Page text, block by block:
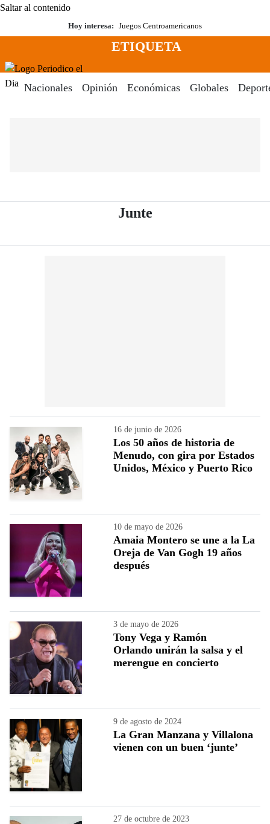
Saltar al contenido
Hoy interesa: Juegos Centroamericanos
Menú
ETIQUETA
Nacionales Opinión Económicas Globales
Junte- Periódico El Dia
16 de junio de 2026
Los 50 años de historia de
Menudo, con gira por Estados
Unidos, México y Puerto Rico
10 de mayo de 2026
Amaia Montero se une a la La
Oreja de Van Gogh 19 años
después
3 de mayo de 2026
Tony Vega y Ramón
Orlando unirán la salsa y el
merengue en concierto
9 de agosto de 2024
La Gran Manzana y Villalona
vienen con un buen ‘junte’
27 de octubre de 2023